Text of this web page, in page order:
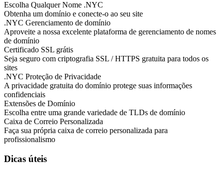
Escolha Qualquer Nome .NYC
Obtenha um domínio e conecte-o ao seu site
.NYC Gerenciamento de domínio
Aproveite a nossa excelente plataforma de gerenciamento de nomes
de domínio
Certificado SSL grátis
Seja seguro com criptografia SSL / HTTPS gratuita para todos os
sites
.NYC Proteção de Privacidade
A privacidade gratuita do domínio protege suas informações
confidenciais
Extensões de Domínio
Escolha entre uma grande variedade de TLDs de domínio
Caixa de Correio Personalizada
Faça sua própria caixa de correio personalizada para
profissionalismo
Dicas úteis